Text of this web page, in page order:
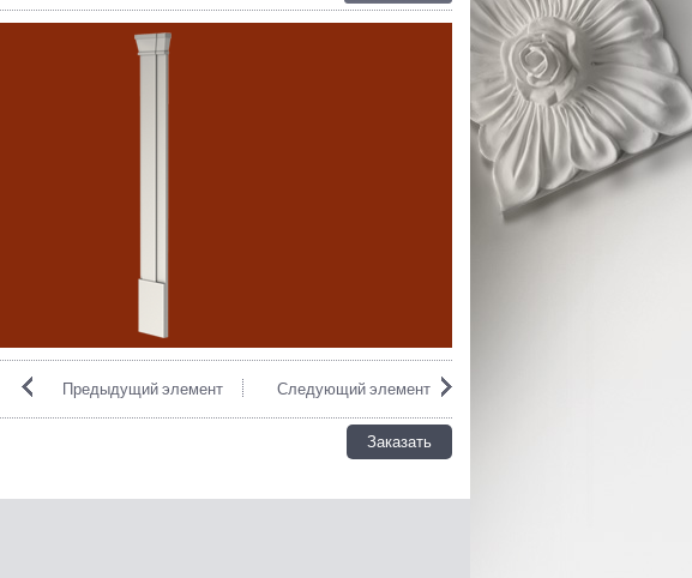
Следующий элемент
Предыдущий элемент
Заказать